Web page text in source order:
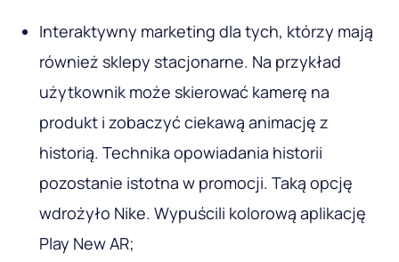
Interaktywny marketing dla tych, którzy mają
również sklepy stacjonarne. Na przykład
użytkownik może skierować kamerę na
produkt i zobaczyć ciekawą animację z
historią. Technika opowiadania historii
pozostanie istotna w promocji. Taką opcję
wdrożyło Nike. Wypuścili kolorową aplikację
Play New AR;